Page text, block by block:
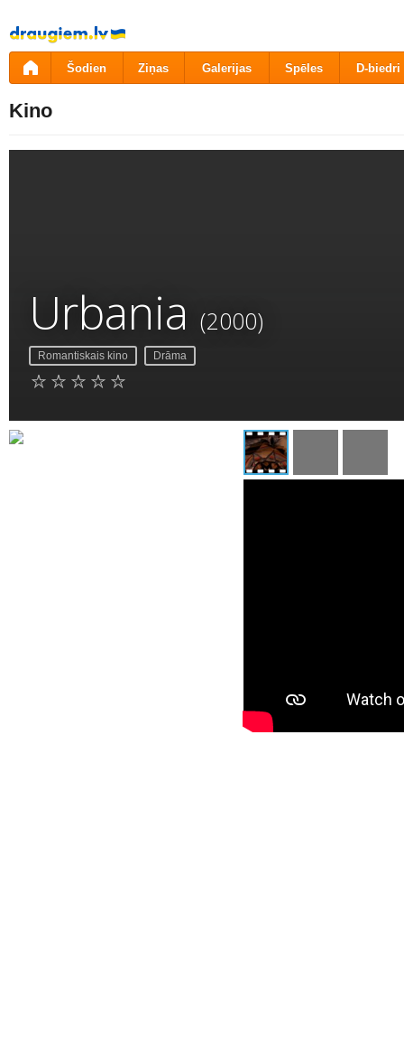
Pāriet
uz
saturu
Šodien Ziņas Galerijas Spēles D-biedri
Kino
Urbania (2000)
Romantiskais kino Drāma